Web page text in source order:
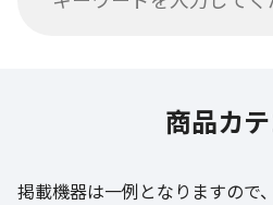
商品カ
掲載機器は一例となりますので